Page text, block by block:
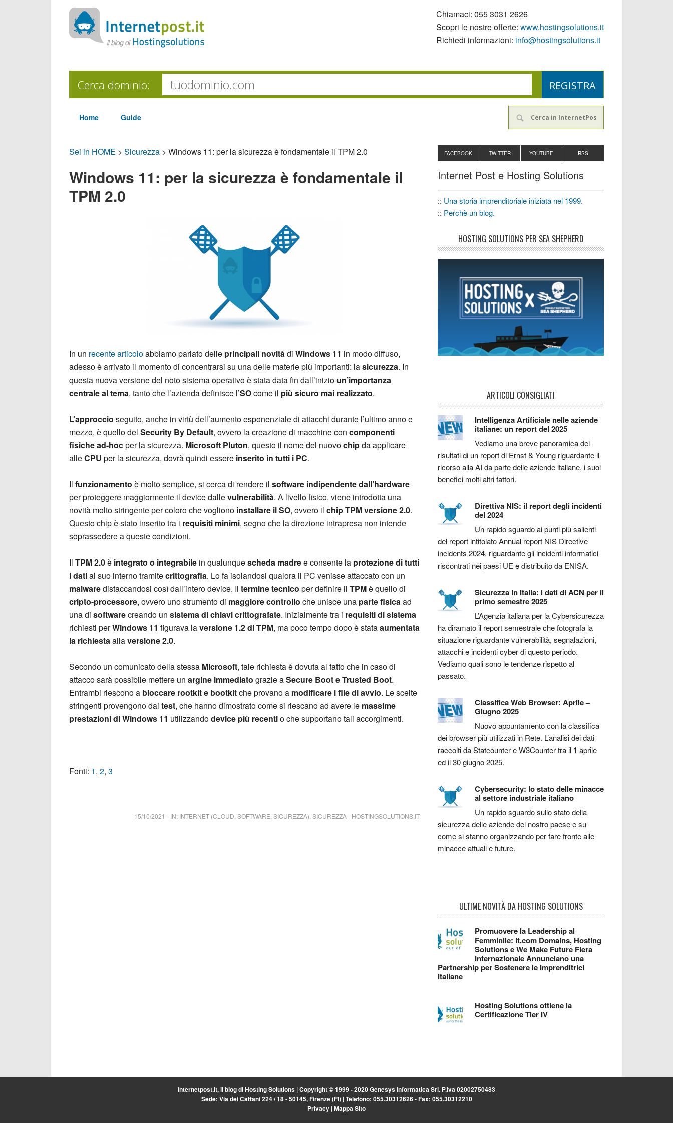
Chiamaci: 055 3031 2626
Scopri le nostre offerte: www.hostingsolutions.it
Richiedi informazioni: info@hostingsolutions.it
Cerca dominio:
Home Guide
Sei in HOME > Sicurezza > Windows 11: per la sicurezza è fondamentale il TPM 2.0
Windows 11: per la sicurezza è fondamentale il
TPM 2.0
In un recente articoloabbiamo parlato delle principali novitàdi Windows 11 in modo diffuso,
adesso è arrivato il momento di concentrarsi su una delle materie più importanti: lasicurezza. In
questa nuova versione del noto sistema operativo è stata data fin dall’inizio un’importanza
centrale al tema, tanto che l’azienda definisce l’SOcome il più sicuro mai realizzato.
L’approccio seguito, anche in virtù dell’aumento esponenziale di attacchi durante l’ultimo anno e
mezzo, è quello del Security By Default, ovvero la creazione di macchine con componenti
fisichead-hocper la sicurezza. Microsoft Pluton, questo il nome del nuovochipda applicare
alleCPU per la sicurezza, dovrà quindi essere inserito in tutti i PC.
Il funzionamento è molto semplice, si cerca di rendere il software indipendentedall’hardware
per proteggere maggiormente il device dallevulnerabilità. A livello fisico, viene introdotta una
novità molto stringente per coloro che vogliono installare il SO, ovvero il chip TPMversione 2.0.
Questo chip è stato inserito tra i requisiti minimi, segno che la direzione intrapresa non intende
soprassedere a queste condizioni.
Il TPM 2.0è integrato o integrabile in qualunquescheda madree consente la protezione di tutti
i datial suo interno tramitecrittografia. Lo fa isolandosi qualora il PC venisse attaccato con un
malwaredistaccandosi così dall’intero device. Il termine tecnico per definire il TPMè quello di
cripto-processore, ovvero uno strumento di maggiore controllo che unisce una parte fisicaad
una di softwarecreando un sistema di chiavi crittografate. Inizialmente tra i requisiti di sistema
richiesti perWindows 11 figurava laversione 1.2 di TPM, ma poco tempo dopo è stataaumentata
la richiestaallaversione 2.0.
Secondo un comunicato della stessa Microsoft, tale richiesta è dovuta al fatto che in caso di
attacco sarà possibile mettere un argine immediato grazie aSecure Boot e Trusted Boot.
Entrambi riescono a bloccare rootkit e bootkitche provano a modificare i file di avvio. Le scelte
stringenti provengono dai test, che hanno dimostrato come si riescano ad avere le massime
prestazioni di Windows 11 utilizzandodevice più recentio che supportano tali accorgimenti.
Fonti: 1, 2, 3
15/10/2021 - IN: INTERNET (CLOUD, SOFTWARE, SICUREZZA) SICUREZZA- HOSTINGSOLUTIONS.IT
FACEBOOK TWITTER YOUTUBE RSS
Internet Post e Hosting Solutions
:: Una storia imprenditoriale iniziata nel 1999.
:: Perchè un blog.
HOSTING SOLUTIONS PER SEA SHEPHERD
ARTICOLI CONSIGLIATI
Intelligenza Artificiale nelle aziende
italiane: un report del 2025
Vediamo una breve panoramica dei
risultati di un report di Ernst & Young riguardante il
ricorso alla AI da parte delle aziende italiane, i suoi
benefici molti altri fattori.
Direttiva NIS: il report degli incidenti
del 2024
Un rapido sguardo ai punti più salienti
del report intitolato Annual report NIS Directive
incidents 2024, riguardante gli incidenti informatici
riscontrati nei paesi UE e distribuito da ENISA.
Sicurezza in Italia: i dati di ACN per il
primo semestre 2025
L’Agenzia italiana per la Cybersicurezza
ha diramato il report semestrale che fotografa la
situazione riguardante vulnerabilità, segnalazioni,
attacchi e incidenti cyber di questo periodo.
Vediamo quali sono le tendenze rispetto al
passato.
Classifica Web Browser: Aprile –
Giugno 2025
Nuovo appuntamento con la classifica
dei browser più utilizzati in Rete. L’analisi dei dati
raccolti da Statcounter e W3Counter tra il 1 aprile
ed il 30 giugno 2025.
Cybersecurity: lo stato delle minacce
al settore industriale italiano
Un rapido sguardo sullo stato della
sicurezza delle aziende del nostro paese e su
come si stanno organizzando per fare fronte alle
minacce attuali e future.
ULTIME NOVITÀ DA HOSTING SOLUTIONS
Promuovere la Leadership al
Femminile: it.com Domains, Hosting
Solutions e We Make Future Fiera
Internazionale Annunciano una
Partnership per Sostenere le Imprenditrici
Italiane
Hosting Solutions ottiene la
Certificazione Tier IV
Internetpost.it, il blog diHosting Solutions | Copyright © 1999 - 2020 Genesys Informatica Srl. P.iva 02002750483
Sede: Via dei Cattani 224 / 18 - 50145, Firenze (FI) | Telefono: 055.30312626 - Fax: 055.30312210
Privacy |Mappa Sito